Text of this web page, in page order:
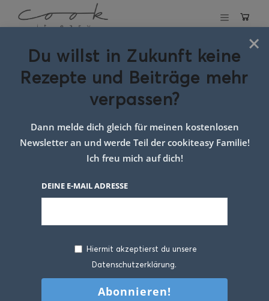
Schlagwort:
tropische süße
bällchen
×
Du willst in Zukunft keine
Rezepte und Beiträge mehr
verpassen?
Dann melde dich gleich für meinen kostenlosen
Newsletter an und werde Teil der cookiteasy Familie!
Ich freu mich auf dich!
DEINE E-MAIL ADRESSE
Hiermit akzeptierst du unsere
Datenschutzerklärung.